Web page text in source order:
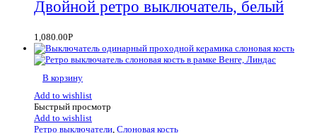
Двойной ретро выключатель, белый
1,080.00Р
В корзину
Add to wishlist
Быстрый просмотр
Add to wishlist
Ретро выключатели, Слоновая кость